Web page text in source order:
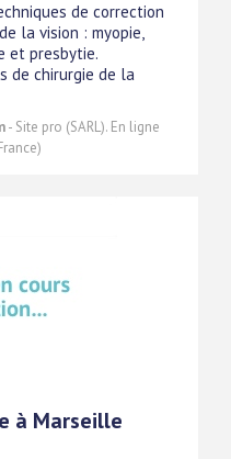
de correction
la vision : myopie,
et presbytie.
de chirurgie de la
- Site pro (SARL). En ligne
à Marseille